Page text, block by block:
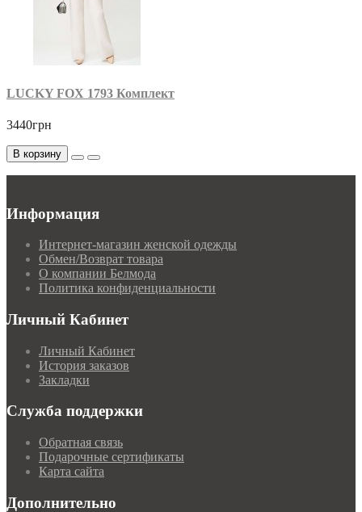
LUCKY FOX 1793 Комплект
3440грн
В корзину
Информация
Интернет-магазин женской одежды
Обмен/Возврат товара
О компании Белмода
Политика конфиденциальности
Личный Кабинет
Личный Кабинет
История заказов
Закладки
Служба поддержки
Обратная связь
Подарочные сертификаты
Карта сайта
Дополнительно